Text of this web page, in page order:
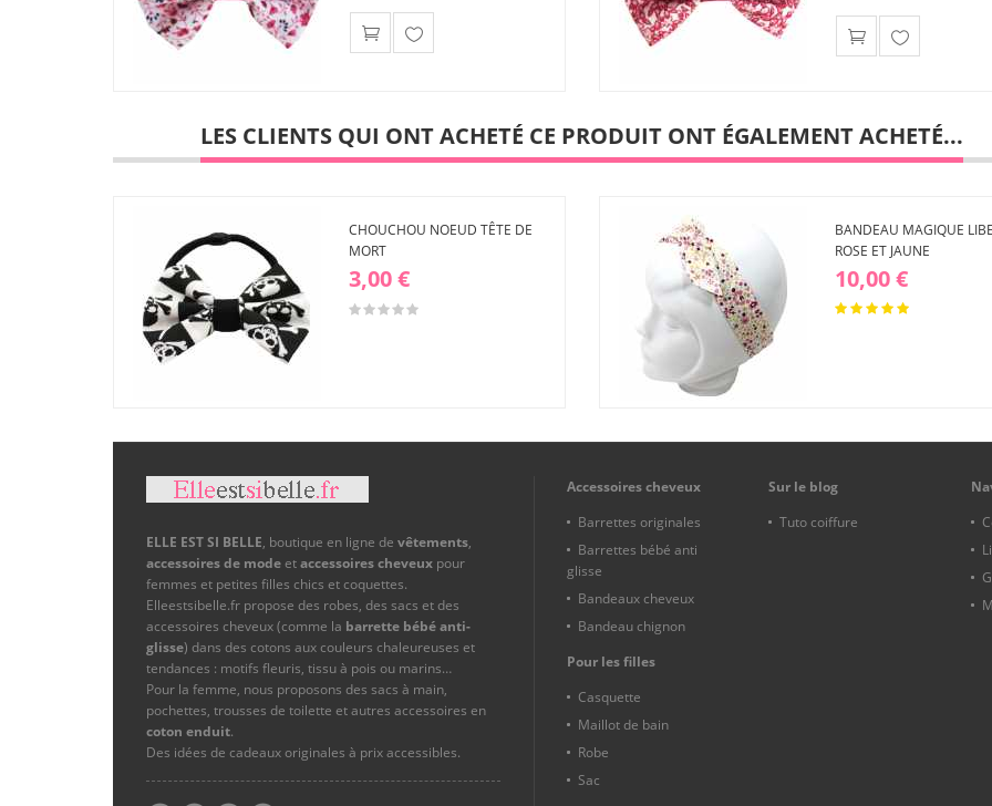
d'envies
d'envies
LES CLIENTS QUI ONT ACHETÉ CE PRODUIT ONT ÉGALEMENT ACHETÉ...
CHOUCHOU NOEUD TÊTE DE
MORT
3,00 €
BANDEAU MAGIQUE
ROSE ET JAUNE
10,00 €
ELLE EST SI BELLE, boutique en ligne de vêtements,
accessoires de mode etaccessoires cheveux pour
femmes et petites filles chics et coquettes.
Elleestsibelle.fr propose des robes, des sacs et des
accessoires cheveux (comme la barrette bébé anti-
glisse) dans des cotons aux couleurs chaleureuses et
tendances : motifs fleuris, tissu à pois ou marins…
Pour la femme, nous proposons des sacs à main,
pochettes, trousses de toilette et autres accessoires en
coton enduit.
Des idées de cadeaux originales à prix accessibles.
Accessoires cheveux
Barrettes originales
Barrettes bébé anti
glisse
Bandeaux cheveux
Bandeau chignon
Pour les filles
Casquette
Maillot de bain
Robe
Sac
Sur le blog
Tuto coiffure